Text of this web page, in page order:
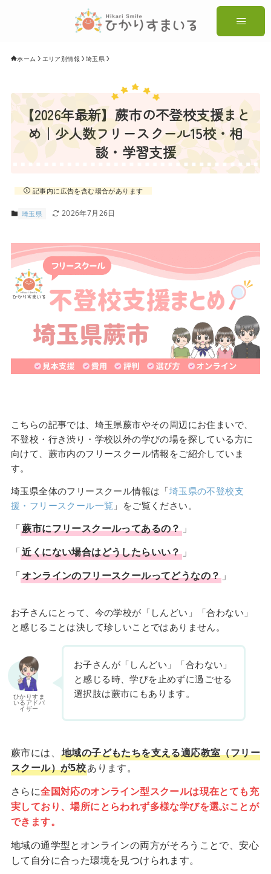
ホーム エリア別情報 埼玉県
【2026年最新】蕨市の不登校支援まと
め｜少人数フリースクール15校・相
談・学習支援
記事内に広告を含む場合があります
埼玉県 2026年7月26日
こちらの記事では、埼玉県蕨市やその周辺にお住まいで、
不登校・行き渋り・学校以外の学びの場を探している方に
向けて、蕨市内のフリースクール情報をご紹介していま
す。
埼玉県全体のフリースクール情報は「埼玉県の不登校支
援・フリースクール一覧 」をご覧ください。
「蕨市にフリースクールってあるの？」
「近くにない場合はどうしたらいい？」
「オンラインのフリースクールってどうなの？ 」
お子さんにとって、今の学校が「しんどい」「合わない」
と感じることは決して珍しいことではありません。
ひかりすま
いるアドバ
イザー
お子さんが「しんどい」「合わない」
と感じる時、学びを止めずに過ごせる
選択肢は蕨市にもあります。
蕨市には、 地域の子どもたちを支える適応教室（フリー
スクール）が5校あります。
さらに全国対応のオンライン型スクールは現在とても充
実しており、場所にとらわれず多様な学びを選ぶことが
できます。
地域の通学型とオンラインの両方がそろうことで、安心
して自分に合った環境を見つけられます。